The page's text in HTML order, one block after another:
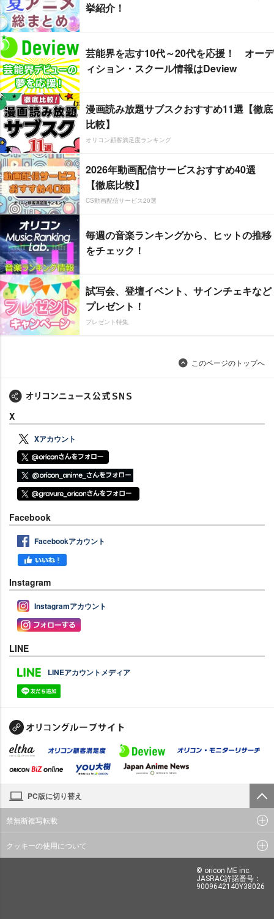
挙紹介！
芸能界を志す10代～20代を応援！ オーデ
ィション・スクール情報はDeview
漫画読み放題サブスクおすすめ11選【徹底
比較】
オリコン顧客満足度ランキング
2026年動画配信サービスおすすめ40選
【徹底比較】
CS動画配信サービス20選
毎週の音楽ランキングから、ヒットの推移
をチェック！
試写会、登壇イベント、サインチェキなど
プレゼント！
プレゼント特集
このページのトップへ
X
Xアカウント
Facebook
Facebookアカウント
Instagram
Instagramアカウント
LINE
LINEアカウントメディア
PC版に切り替え
禁無断複写転載
クッキーの使用について
© oricon ME inc.
JASRAC許諾番号：
9009642140Y38026